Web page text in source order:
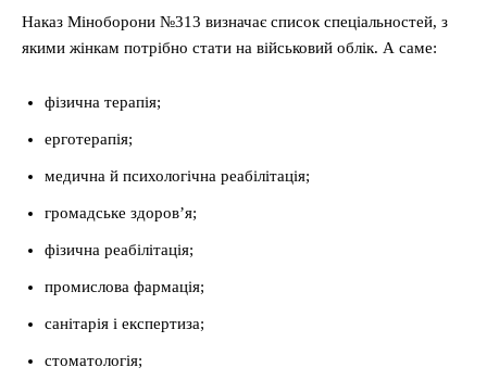
Наказ Міноборони №313 визначає список спеціальностей, з
якими жінкам потрібно стати на військовий облік. А саме:
фізична терапія;
ерготерапія;
медична й психологічна реабілітація;
громадське здоров’я;
фізична реабілітація;
промислова фармація;
санітарія і експертиза;
стоматологія;